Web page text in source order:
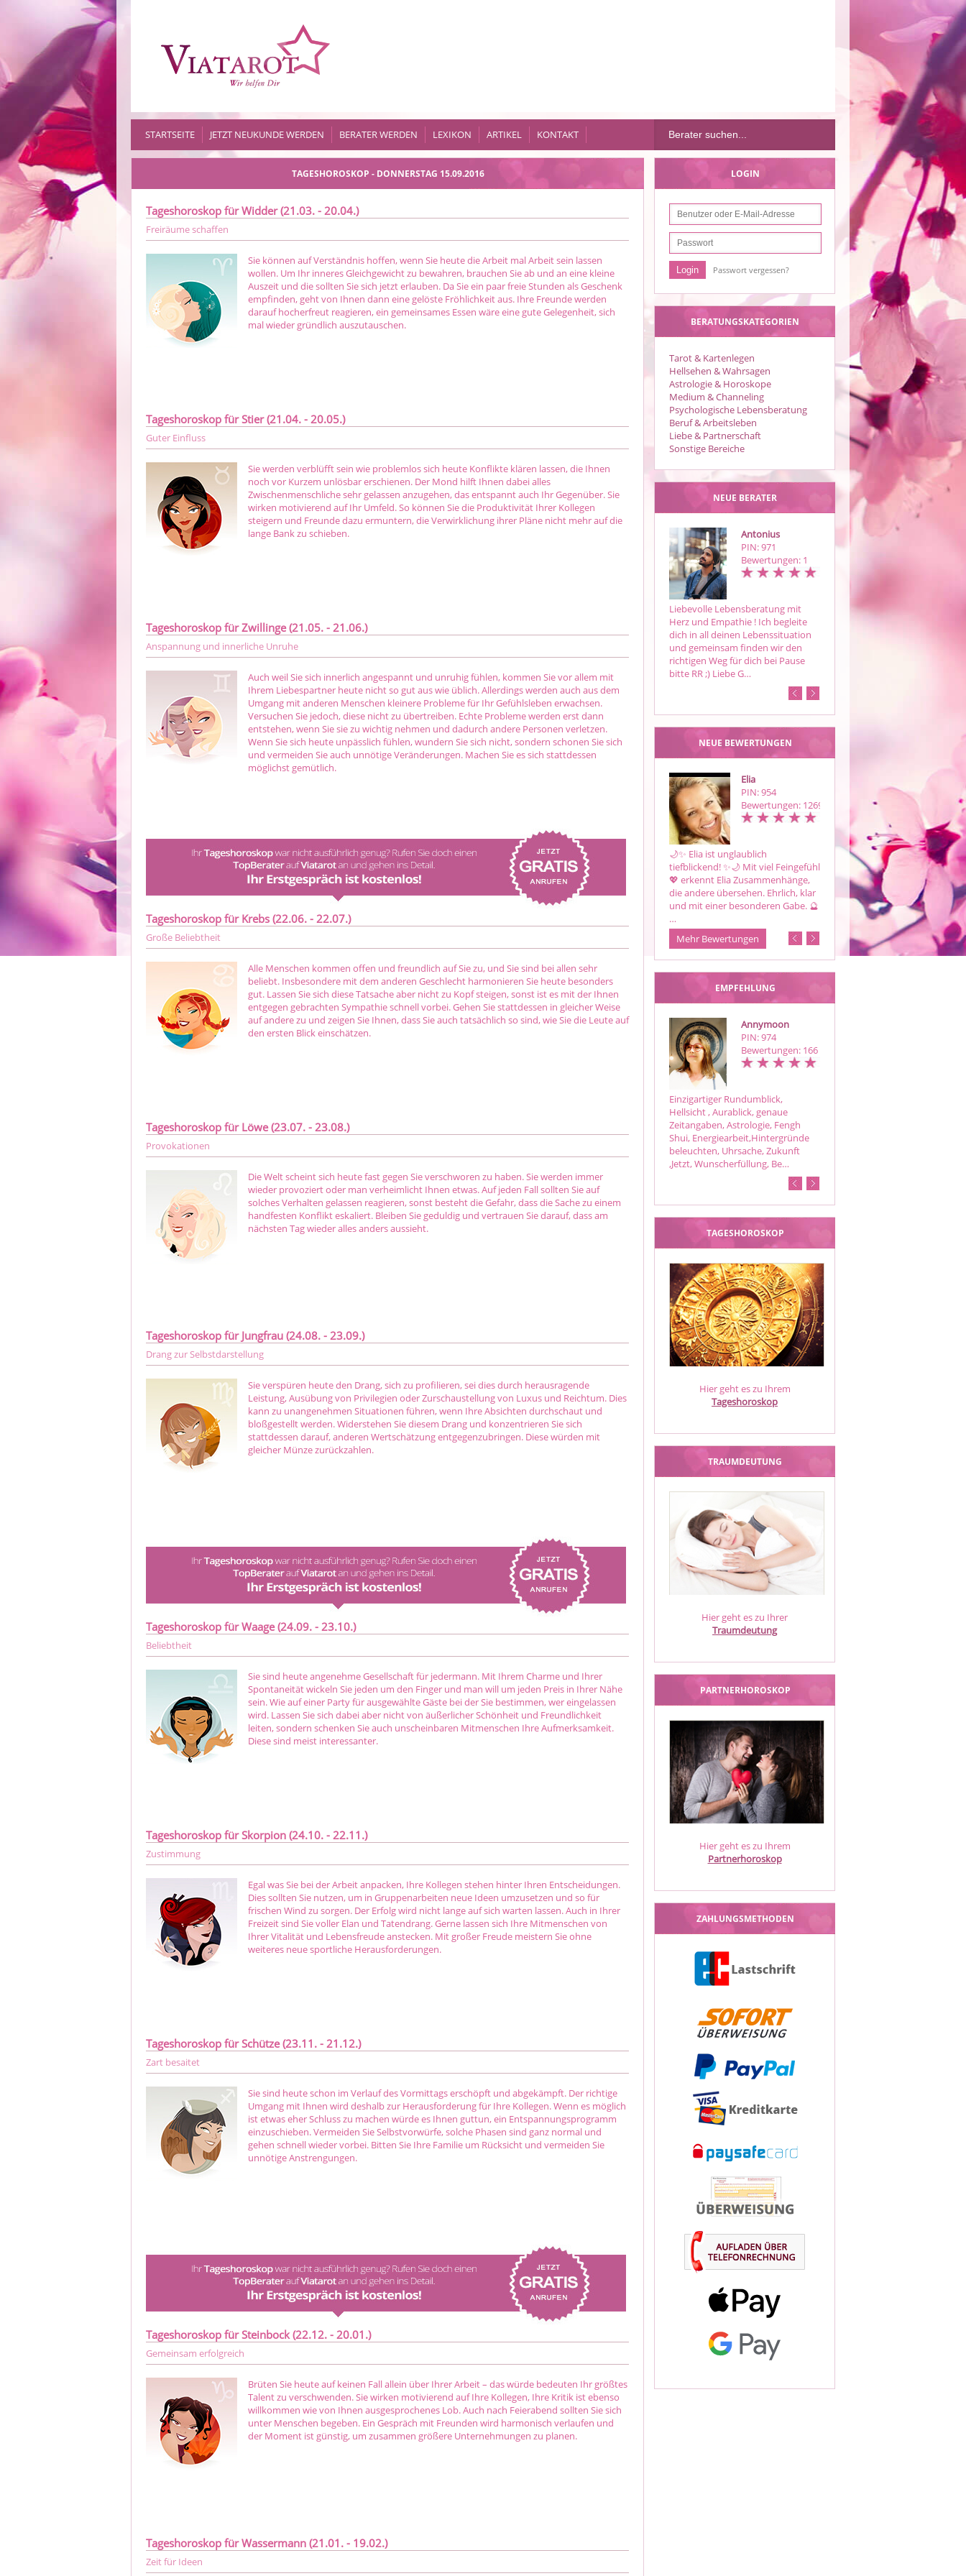
STARTSEITE JETZT NEUKUNDE WERDEN BERATER WERDEN LEXIKON ARTIKEL KONTAKT
LOGIN
Passwort vergessen?
BERATUNGSKATEGORIEN
Tarot & Kartenlegen
Hellsehen & Wahrsagen
Astrologie & Horoskope
Medium & Channeling
Psychologische Lebensberatung
Beruf & Arbeitsleben
Liebe & Partnerschaft
Sonstige Bereiche
NEUE BERATER
Antonius
PIN: 971
Bewertungen: 1
Liebevolle Lebensberatung mit
Herz und Empathie ! Ich begleite
dich in all deinen Lebenssituation
und gemeinsam finden wir den
richtigen Weg für dich bei Pause
bitte RR ;) Liebe G…
Alenia
Intuitives fühlen und sehen - mit
und ohne Karten. Mein
NEUE BEWERTUNGEN
Elia
PIN: 954
Bewertungen: 1269
🌙✨ Elia ist unglaublich
tiefblickend! ✨🌙 Mit viel Feingefühl
💖 erkennt Elia Zusammenhänge,
die andere übersehen. Ehrlich, klar
und mit einer besonderen Gabe. 🔮
…
Annymoon
PIN: 974
Bewertungen:
Bin gespannt wie es
weitergeht..Danke deiner
Mehr Bewertungen
EMPFEHLUNG
Annymoon
PIN: 974
Bewertungen: 166
Einzigartiger Rundumblick,
Hellsicht , Aurablick, genaue
Zeitangaben, Astrologie, Fengh
Shui, Energiearbeit,Hintergründe
beleuchten, Uhrsache, Zukunft
,Jetzt, Wunscherfüllung, Be…
TAGESHOROSKOP
Hier geht es zu Ihrem
Tageshoroskop
TRAUMDEUTUNG
Hier geht es zu Ihrer
Traumdeutung
PARTNERHOROSKOP
Hier geht es zu Ihrem
Partnerhoroskop
ZAHLUNGSMETHODEN
TAGESHOROSKOP - DONNERSTAG 15.09.2016
Tageshoroskop für Widder (21.03. - 20.04.)
Freiräume schaffen
Sie können auf Verständnis hoffen, wenn Sie heute die Arbeit mal Arbeit sein lassen
wollen. Um Ihr inneres Gleichgewicht zu bewahren, brauchen Sie ab und an eine kleine
Auszeit und die sollten Sie sich jetzt erlauben. Da Sie ein paar freie Stunden als Geschenk
empfinden, geht von Ihnen dann eine gelöste Fröhlichkeit aus. Ihre Freunde werden
darauf hocherfreut reagieren, ein gemeinsames Essen wäre eine gute Gelegenheit, sich
mal wieder gründlich auszutauschen.
Tageshoroskop für Stier (21.04. - 20.05.)
Guter Einfluss
Sie werden verblüfft sein wie problemlos sich heute Konflikte klären lassen, die Ihnen
noch vor Kurzem unlösbar erschienen. Der Mond hilft Ihnen dabei alles
Zwischenmenschliche sehr gelassen anzugehen, das entspannt auch Ihr Gegenüber. Sie
wirken motivierend auf Ihr Umfeld. So können Sie die Produktivität Ihrer Kollegen
steigern und Freunde dazu ermuntern, die Verwirklichung ihrer Pläne nicht mehr auf die
lange Bank zu schieben.
Tageshoroskop für Zwillinge (21.05. - 21.06.)
Anspannung und innerliche Unruhe
Auch weil Sie sich innerlich angespannt und unruhig fühlen, kommen Sie vor allem mit
Ihrem Liebespartner heute nicht so gut aus wie üblich. Allerdings werden auch aus dem
Umgang mit anderen Menschen kleinere Probleme für Ihr Gefühlsleben erwachsen.
Versuchen Sie jedoch, diese nicht zu übertreiben. Echte Probleme werden erst dann
entstehen, wenn Sie sie zu wichtig nehmen und dadurch andere Personen verletzen.
Wenn Sie sich heute unpässlich fühlen, wundern Sie sich nicht, sondern schonen Sie sich
und vermeiden Sie auch unnötige Veränderungen. Machen Sie es sich stattdessen
möglichst gemütlich.
Tageshoroskop für Krebs (22.06. - 22.07.)
Große Beliebtheit
Alle Menschen kommen offen und freundlich auf Sie zu, und Sie sind bei allen sehr
beliebt. Insbesondere mit dem anderen Geschlecht harmonieren Sie heute besonders
gut. Lassen Sie sich diese Tatsache aber nicht zu Kopf steigen, sonst ist es mit der Ihnen
entgegen gebrachten Sympathie schnell vorbei. Gehen Sie stattdessen in gleicher Weise
auf andere zu und zeigen Sie Ihnen, dass Sie auch tatsächlich so sind, wie Sie die Leute auf
den ersten Blick einschätzen.
Tageshoroskop für Löwe (23.07. - 23.08.)
Provokationen
Die Welt scheint sich heute fast gegen Sie verschworen zu haben. Sie werden immer
wieder provoziert oder man verheimlicht Ihnen etwas. Auf jeden Fall sollten Sie auf
solches Verhalten gelassen reagieren, sonst besteht die Gefahr, dass die Sache zu einem
handfesten Konflikt eskaliert. Bleiben Sie geduldig und vertrauen Sie darauf, dass am
nächsten Tag wieder alles anders aussieht.
Tageshoroskop für Jungfrau (24.08. - 23.09.)
Drang zur Selbstdarstellung
Sie verspüren heute den Drang, sich zu profilieren, sei dies durch herausragende
Leistung, Ausübung von Privilegien oder Zurschaustellung von Luxus und Reichtum. Dies
kann zu unangenehmen Situationen führen, wenn Ihre Absichten durchschaut und
bloßgestellt werden. Widerstehen Sie diesem Drang und konzentrieren Sie sich
stattdessen darauf, anderen Wertschätzung entgegenzubringen. Diese würden mit
gleicher Münze zurückzahlen.
Tageshoroskop für Waage (24.09. - 23.10.)
Beliebtheit
Sie sind heute angenehme Gesellschaft für jedermann. Mit Ihrem Charme und Ihrer
Spontaneität wickeln Sie jeden um den Finger und man will um jeden Preis in Ihrer Nähe
sein. Wie auf einer Party für ausgewählte Gäste bei der Sie bestimmen, wer eingelassen
wird. Lassen Sie sich dabei aber nicht von äußerlicher Schönheit und Freundlichkeit
leiten, sondern schenken Sie auch unscheinbaren Mitmenschen Ihre Aufmerksamkeit.
Diese sind meist interessanter.
Tageshoroskop für Skorpion (24.10. - 22.11.)
Zustimmung
Egal was Sie bei der Arbeit anpacken, Ihre Kollegen stehen hinter Ihren Entscheidungen.
Dies sollten Sie nutzen, um in Gruppenarbeiten neue Ideen umzusetzen und so für
frischen Wind zu sorgen. Der Erfolg wird nicht lange auf sich warten lassen. Auch in Ihrer
Freizeit sind Sie voller Elan und Tatendrang. Gerne lassen sich Ihre Mitmenschen von
Ihrer Vitalität und Lebensfreude anstecken. Mit großer Freude meistern Sie ohne
weiteres neue sportliche Herausforderungen.
Tageshoroskop für Schütze (23.11. - 21.12.)
Zart besaitet
Sie sind heute schon im Verlauf des Vormittags erschöpft und abgekämpft. Der richtige
Umgang mit Ihnen wird deshalb zur Herausforderung für Ihre Kollegen. Wenn es möglich
ist etwas eher Schluss zu machen würde es Ihnen guttun, ein Entspannungsprogramm
einzuschieben. Vermeiden Sie Selbstvorwürfe, solche Phasen sind ganz normal und
gehen schnell wieder vorbei. Bitten Sie Ihre Familie um Rücksicht und vermeiden Sie
unnötige Anstrengungen.
Tageshoroskop für Steinbock (22.12. - 20.01.)
Gemeinsam erfolgreich
Brüten Sie heute auf keinen Fall allein über Ihrer Arbeit – das würde bedeuten Ihr größtes
Talent zu verschwenden. Sie wirken motivierend auf Ihre Kollegen, Ihre Kritik ist ebenso
willkommen wie von Ihnen ausgesprochenes Lob. Auch nach Feierabend sollten Sie sich
unter Menschen begeben. Ein Gespräch mit Freunden wird harmonisch verlaufen und
der Moment ist günstig, um zusammen größere Unternehmungen zu planen.
Tageshoroskop für Wassermann (21.01. - 19.02.)
Zeit für Ideen